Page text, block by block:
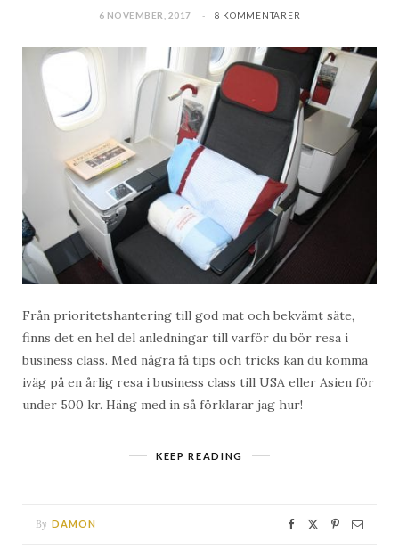
6 NOVEMBER, 2017 8 KOMMENTARER
Från prioritetshantering till god mat och bekvämt säte,
finns det en hel del anledningar till varför du bör resa i
business class. Med några få tips och tricks kan du komma
iväg på en årlig resa i business class till USA eller Asien för
under 500 kr. Häng med in så förklarar jag hur!
KEEP READING
By DAMON